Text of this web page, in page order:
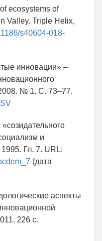
ecosystems of
Valley. Triple Helix,
s40604-018-
инновации» –
№ 1. С. 73–77.
и
Гл. 7. URL:
(дата
аспекты
226 с.